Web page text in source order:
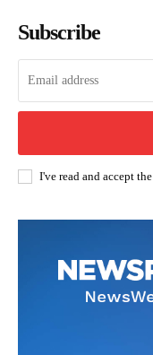
Subscribe
I've read and accept the